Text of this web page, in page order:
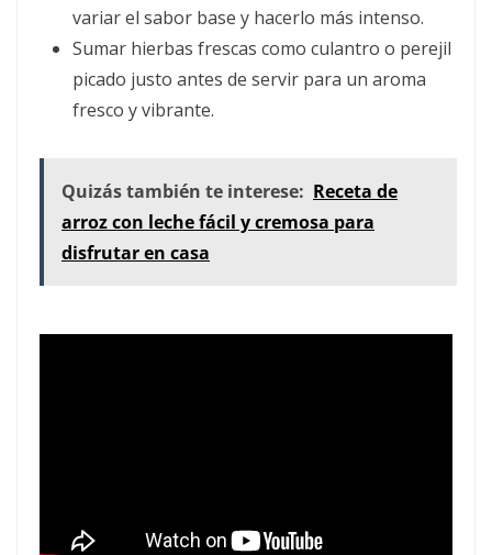
variar el sabor base y hacerlo más intenso.
Sumar hierbas frescas como culantro o perejil
picado justo antes de servir para un aroma
fresco y vibrante.
Quizás también te interese: Receta de
arroz con leche fácil y cremosa para
disfrutar en casa